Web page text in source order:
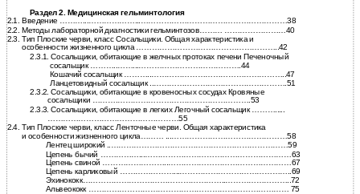
Раздел 2. Медицинская гельминтология
2.1. Введение ………...………………...…………………………………………………38
2.2. Методы лабораторной диагностики гельминтозов……… ……………………40
2.3. Тип Плоские черви, класс Сосальщики. Общая характеристика и
особенности жизненного цикла ………………………………………………..42
2.3.1. Сосальщики, обитающие в желчных протоках печени Печеночный
сосальщик ………..……...………………………………….44
Кошачий сосальщик ………..……………………………………………..47
Ланцетовидный сосальщик ..…………………………………………….51
2.3.2. Сосальщики, обитающие в кровеносных сосудах Кровяные
сосальщики ……….…………………………………………….53
2.3.3. Сосальщики, обитающие в легких Легочный сосальщик ……….....
……………………………………………55
2.4. Тип Плоские черви, класс Ленточные черви. Общая характеристика
и особенности жизненного цикла……… ...………………………………………58
Лентец широкий ..……………………………………………………………59
Цепень бычий ……………...…………………………………………………63
Цепень свиной ……………………..…………………………………………67
Цепень карликовый …………………...……………………………………..69
Эхинококк………………………………………………..……………………..72
Альвеококк …………………………………………………………………… 75